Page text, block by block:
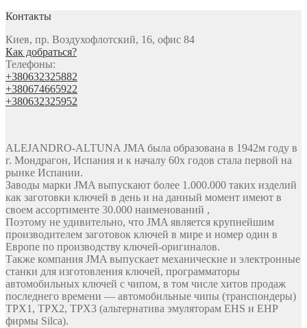
Контакты
Киев, пр. Воздухофлотский, 16, офис 84
Как добраться?
Телефоны:
+380632325882
+380674665922
+380632325952
ALEJANDRO-ALTUNA JMA была образована в 1942м году в
г. Мондрагон, Испания и к началу 60х годов стала первой на
рынке Испании.
Заводы марки JMA выпускают более 1.000.000 таких изделий
как заготовки ключей в день и на данный момент имеют в
своем ассортименте 30.000 наименований ,
Поэтому не удивительно, что JMA является крупнейшим
производителем заготовок ключей в мире и номер один в
Европе по производству ключей-оригиналов.
Также компания JMA выпускает механические и электронные
станки для изготовления ключей, программаторы
автомобильных ключей с чипом, в том числе хитов продаж
последнего времени — автомобильные чипы (транспондеры)
TPX1, TPX2, TPX3 (альтернатива эмуляторам EHS и EHP
фирмы Silca).